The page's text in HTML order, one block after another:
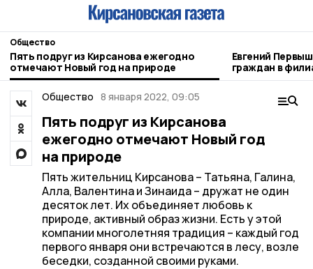
Общество
Пять подруг из Кирсанова ежегодно
отмечают Новый год на природе
Евгений Первышов
граждан в
Отечества»
Общество 8 января 2022, 09:05
Пять подруг из Кирсанова
ежегодно отмечают Новый год
на природе
Пять жительниц Кирсанова – Татьяна, Галина,
Алла, Валентина и Зинаида – дружат не один
десяток лет. Их объединяет любовь к
природе, активный образ жизни. Есть у этой
компании многолетняя традиция – каждый год
первого января они встречаются в лесу, возле
беседки, созданной своими руками.